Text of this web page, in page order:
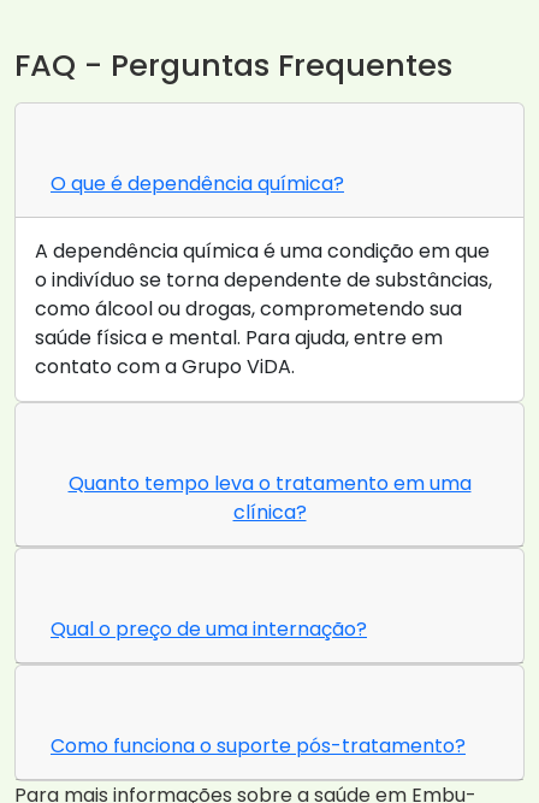
FAQ - Perguntas Frequentes
O que é dependência química?
A dependência química é uma condição em que
o indivíduo se torna dependente de substâncias,
como álcool ou drogas, comprometendo sua
saúde física e mental. Para ajuda, entre em
contato com a Grupo ViDA.
Quanto tempo leva o tratamento em uma
clínica?
Qual o preço de uma internação?
Como funciona o suporte pós-tratamento?
Para mais informações sobre a saúde em Embu-